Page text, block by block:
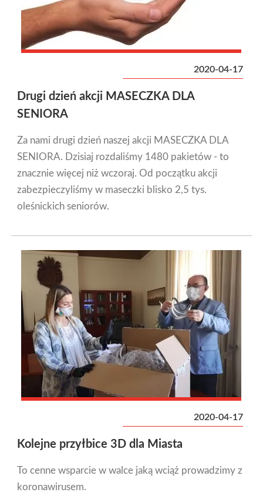
2020-04-17
Drugi dzień akcji MASECZKA DLA
SENIORA
Za nami drugi dzień naszej akcji MASECZKA DLA
SENIORA. Dzisiaj rozdaliśmy 1480 pakietów - to
znacznie więcej niż wczoraj. Od początku akcji
zabezpieczyliśmy w maseczki blisko 2,5 tys.
oleśnickich seniorów.
2020-04-17
Kolejne przyłbice 3D dla Miasta
To cenne wsparcie w walce jaką wciąż prowadzimy z
koronawirusem.